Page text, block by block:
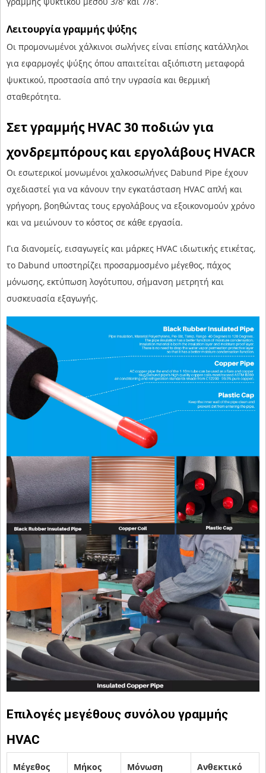
Λειτουργία γραμμής ψύξης
Οι προμονωμένοι χάλκινοι σωλήνες είναι επίσης κατάλληλοι
για εφαρμογές ψύξης όπου απαιτείται αξιόπιστη μεταφορά
ψυκτικού, προστασία από την υγρασία και θερμική
σταθερότητα.
Σετ γραμμής HVAC 30 ποδιών για
χονδρεμπόρους και εργολάβους HVACR
Οι εσωτερικοί μονωμένοι χαλκοσωλήνες Dabund Pipe έχουν
σχεδιαστεί για να κάνουν την εγκατάσταση HVAC απλή και
γρήγορη, βοηθώντας τους εργολάβους να εξοικονομούν χρόνο
και να μειώνουν το κόστος σε κάθε εργασία.
Για διανομείς, εισαγωγείς και μάρκες HVAC ιδιωτικής ετικέτας,
το Dabund υποστηρίζει προσαρμοσμένο μέγεθος, πάχος
μόνωσης, εκτύπωση λογότυπου, σήμανση μετρητή και
συσκευασία εξαγωγής.
Επιλογές μεγέθους συνόλου γραμμής
HVAC
Μέγεθος Μήκος
Μόνωση
Ανθεκτικό